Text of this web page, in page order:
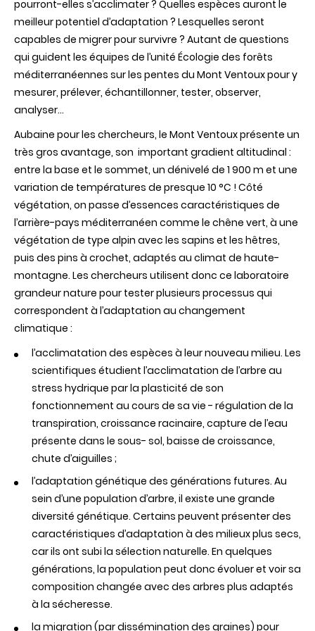
pourront-elles s’acclimater ? Quelles espèces auront le
meilleur potentiel d’adaptation ? Lesquelles seront
capables de migrer pour survivre ? Autant de questions
qui guident les équipes de l’unité Écologie des forêts
méditerranéennes sur les pentes du Mont Ventoux pour y
mesurer, prélever, échantillonner, tester, observer,
analyser…
Aubaine pour les chercheurs, le Mont Ventoux présente un
très gros avantage, son important gradient altitudinal :
entre la base et le sommet, un dénivelé de 1 900 m et une
variation de températures de presque 10 °C ! Côté
végétation, on passe d’essences caractéristiques de
l’arrière-pays méditerranéen comme le chêne vert, à une
végétation de type alpin avec les sapins et les hêtres,
puis des pins à crochet, adaptés au climat de haute-
montagne. Les chercheurs utilisent donc ce laboratoire
grandeur nature pour tester plusieurs processus qui
correspondent à l’adaptation au changement
climatique :
l’acclimatation des espèces à leur nouveau milieu. Les
scientifiques étudient l’acclimatation de l’arbre au
stress hydrique par la plasticité de son
fonctionnement au cours de sa vie - régulation de la
transpiration, croissance racinaire, capture de l’eau
présente dans le sous- sol, baisse de croissance,
chute d’aiguilles ;
l’adaptation génétique des générations futures. Au
sein d’une population d’arbre, il existe une grande
diversité génétique. Certains peuvent présenter des
caractéristiques d’adaptation à des milieux plus secs,
car ils ont subi la sélection naturelle. En quelques
générations, la population peut donc évoluer et voir sa
composition changée avec des arbres plus adaptés
à la sécheresse.
la migration (par dissémination des graines) pour